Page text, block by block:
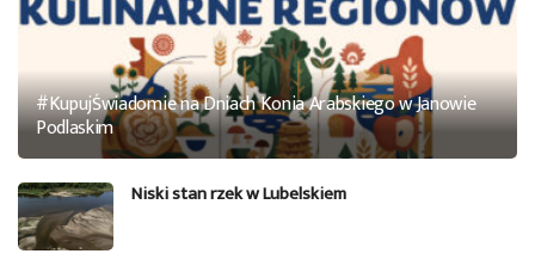
#KupujŚwiadomie na Dniach Konia Arabskiego w Janowie
Podlaskim
Niski stan rzek w Lubelskiem